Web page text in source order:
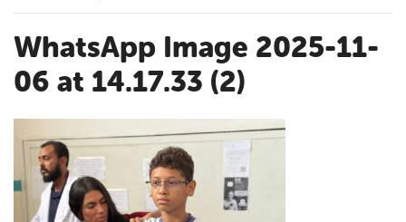
WhatsApp Image 2025-11-
06 at 14.17.33 (2)